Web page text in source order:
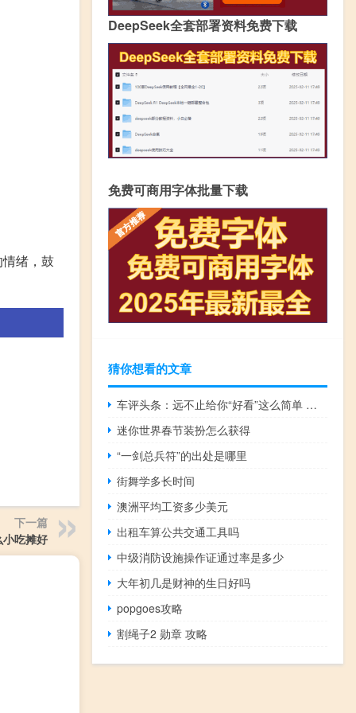
绪，鼓
下一篇
吃摊好
DeepSeek全套部署资料免费下载
免费可商用字体批量下载
猜你想看的文章
车评头条：远不止给你“好看”这么简单 试哈弗F7x
迷你世界春节装扮怎么获得
“一剑总兵符”的出处是哪里
街舞学多长时间
澳洲平均工资多少美元
出租车算公共交通工具吗
中级消防设施操作证通过率是多少
大年初几是财神的生日好吗
popgoes攻略
割绳子2 勋章 攻略